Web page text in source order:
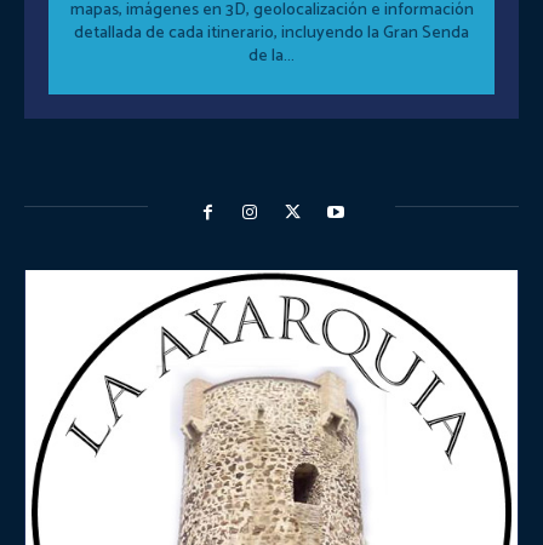
mapas, imágenes en 3D, geolocalización e información
detallada de cada itinerario, incluyendo la Gran Senda
de la...